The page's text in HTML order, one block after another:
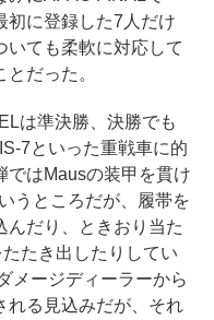
初に登録した7人だけ
いても柔軟に対応して
だった。
は準決勝、決勝でも
7といった重戦車に的
ではMausの装甲を貫け
うところだが、履帯を
んだり、ときおり当た
たき出したりしてい
メージディーラーから
れる見込みだが、それ